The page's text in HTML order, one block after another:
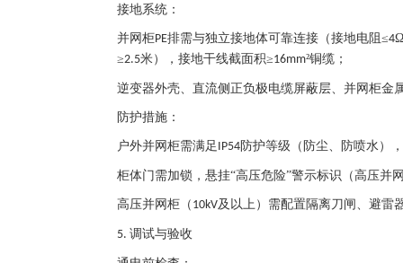
接地系统：
并网柜PE排需与独立接地体可靠连接（接地电阻≤4
≥2.5米），接地干线截面积≥16mm²铜缆；
逆变器外壳、直流侧正负极电缆屏蔽层、并网柜金
防护措施：
户外并网柜需满足 IP54防护等级（防尘、防喷水）
柜体门需加锁，悬挂“高压危险”警示标识（高压并
高压并网柜（ 10kV及以上）需配置隔离刀闸、避雷
5. 调试与验收